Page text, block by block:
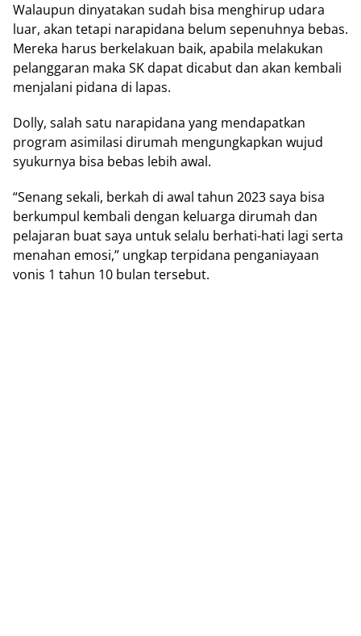
Walaupun dinyatakan sudah bisa menghirup udara
luar, akan tetapi narapidana belum sepenuhnya bebas.
Mereka harus berkelakuan baik, apabila melakukan
pelanggaran maka SK dapat dicabut dan akan kembali
menjalani pidana di lapas.
Dolly, salah satu narapidana yang mendapatkan
program asimilasi dirumah mengungkapkan wujud
syukurnya bisa bebas lebih awal.
“Senang sekali, berkah di awal tahun 2023 saya bisa
berkumpul kembali dengan keluarga dirumah dan
pelajaran buat saya untuk selalu berhati-hati lagi serta
menahan emosi,” ungkap terpidana penganiayaan
vonis 1 tahun 10 bulan tersebut.